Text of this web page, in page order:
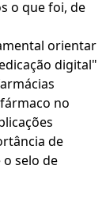
o que foi, de
orientar
digital"
no
de
selo de